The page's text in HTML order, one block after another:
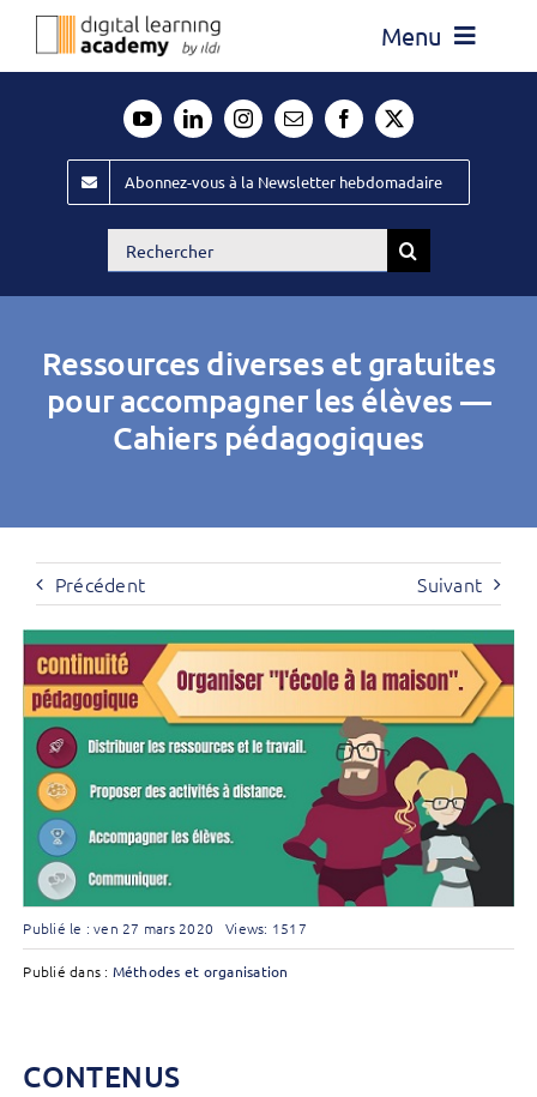
Passer
Menu
Évènements ILDI
Offres d’emploi
Publiez
Abonnez-vous à la Newsletter hebdomadaire
Rechercher:
Ressources diverses et gratuites
pour accompagner les élèves —
Cahiers pédagogiques
Précédent Suivant
Publié le : ven 27 mars 2020 Views: 1517
Publié dans : Méthodes et organisation
CONTENUS